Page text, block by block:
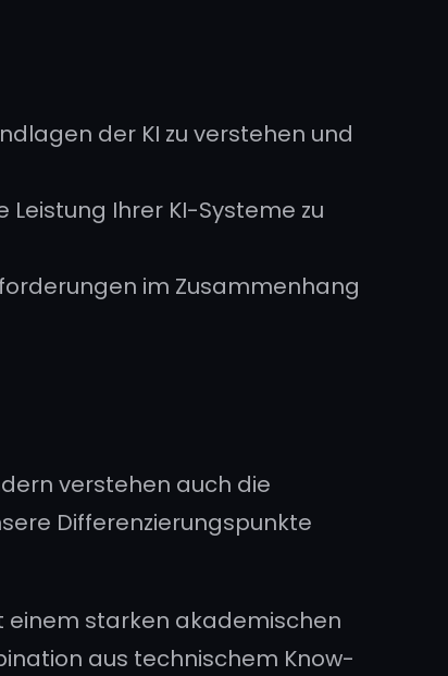
der KI zu verstehen und
Ihrer KI-Systeme zu
im Zusammenhang
verstehen auch die
Differenzierungspunkte
starken akademischen
aus technischem Know-